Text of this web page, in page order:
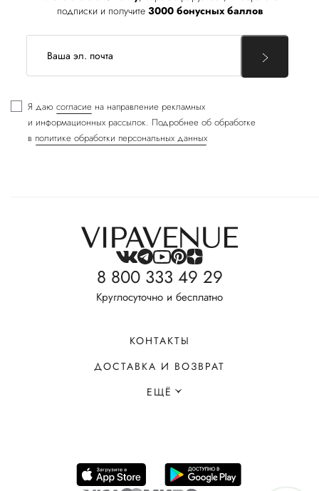
подписки и получите 3000 бонусных баллов
Я даю согласие на направление рекламных
и информационных рассылок. Подробнее об обработке
в политике обработки персональных данных
8 800 333 49 29
Круглосуточно и бесплатно
КОНТАКТЫ
ДОСТАВКА И ВОЗВРАТ
ЕЩЁ